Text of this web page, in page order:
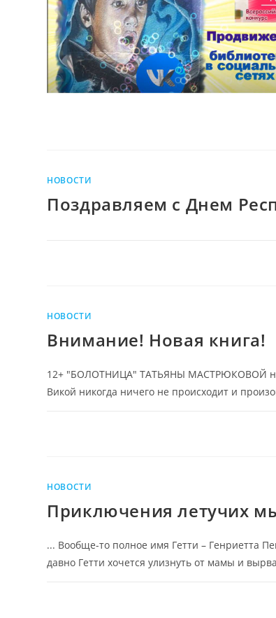
НОВОСТИ
Поздравляем с Днем
НОВОСТИ
Внимание! Новая книга!
12+ "БОЛОТНИЦА" ТАТЬЯНЫ МАСТРЮКОВОЙ
Викой никогда ничего не происходит и
НОВОСТИ
Приключения летучих
... Вообще-то полное имя Гетти – Генриетта
давно Гетти хочется улизнуть от мамы и